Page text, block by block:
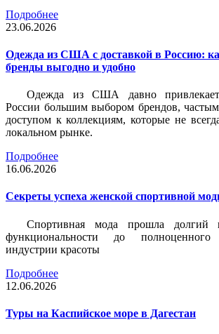
Подробнее
23.06.2026
Одежда из США с доставкой в Россию:
бренды выгодно и удобно
Одежда из США давно привлекает
России большим выбором брендов,
доступом к коллекциям, которые не
локальном рынке.
Подробнее
16.06.2026
Секреты успеха женской спортивной
Спортивная мода прошла долгий
функциональности до
индустрии красоты
Подробнее
12.06.2026
Туры на Каспийское море в Дагестан